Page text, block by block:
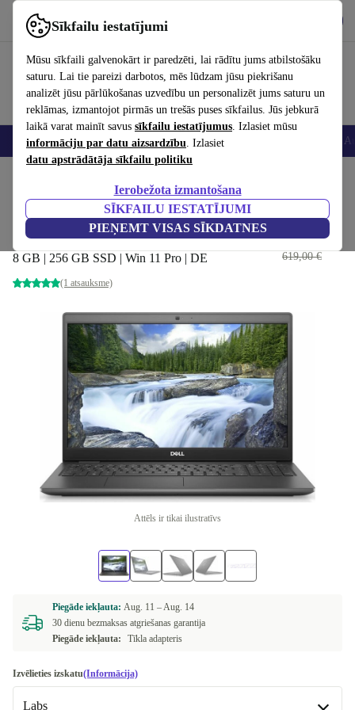
Sīkfailu iestatījumi
Mūsu sīkfaili galvenokārt ir paredzēti, lai rādītu jums atbilstošāku
saturu. Lai tie pareizi darbotos, mēs lūdzam jūsu piekrišanu
analizēt jūsu pārlūkošanas uzvedību un personalizēt jums saturu un
reklāmas, izmantojot pirmās un trešās puses sīkfailus. Jūs jebkurā
laikā varat mainīt savus sīkfailu iestatījumus. Izlasiet mūsu
informāciju par datu aizsardzību. Izlasiet
datu apstrādātāja sīkfailu politiku
Ierobežota izmantošana
SĪKFAILU IESTATĪJUMI
PIEŅEMT VISAS SĪKDATNES
Izmantojiet refurbed ātri un viegli
Viedtālruņi Portatīvie datori Planšetes Viedpulksteņi
Dell Latitude 3510 | i5-10210U |
15.6"
8 GB | 256 GB SSD | Win 11 Pro | DE
(1 atsauksme)
370,39 €
619,00 €
Attēls ir tikai ilustratīvs
Piegāde iekļauta: Aug. 11 –Aug. 14
30 dienu bezmaksas atgriešanas garantija
Piegāde iekļauta:
Tīkla adapteris
Izvēlieties izskatu(Informācija)
Labs